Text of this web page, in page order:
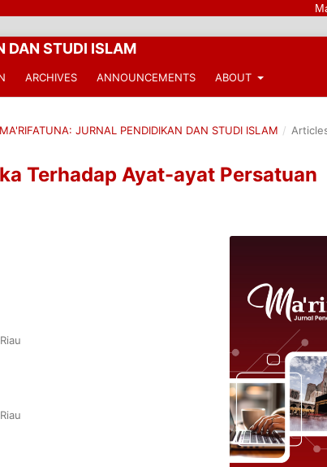
DAN STUDI ISLAM
ARCHIVES ANNOUNCEMENTS ABOUT
JURNAL PENDIDIKAN DAN STUDI ISLAM /
Terhadap Ayat-ayat Persatuan